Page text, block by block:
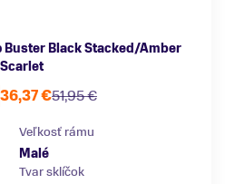
Buster Black Stacked/Amber
Scarlet
51,95 €
36,37 €
Veľkosť rámu
Malé
Tvar sklíčok